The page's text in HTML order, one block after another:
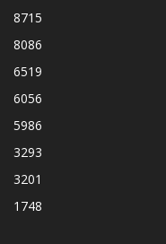
8715
8086
6519
6056
5986
3293
3201
1748